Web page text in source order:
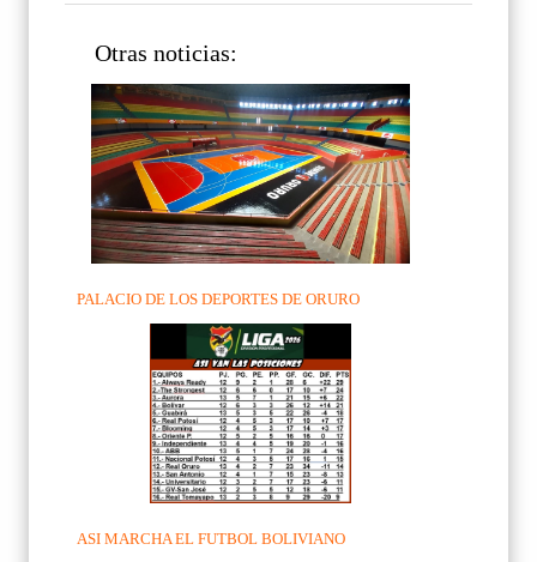
Otras noticias:
PALACIO DE LOS DEPORTES DE ORURO
ASI MARCHA EL FUTBOL BOLIVIANO